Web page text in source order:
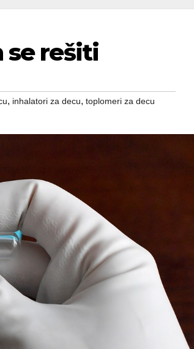
se rešiti
, inhalatori za decu, toplomeri za decu